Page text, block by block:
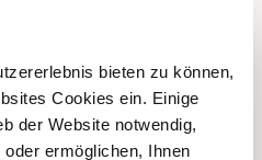
bieten zu können,
Cookies ein. Einige
der Website notwendig,
ermöglichen, Ihnen
Fans!